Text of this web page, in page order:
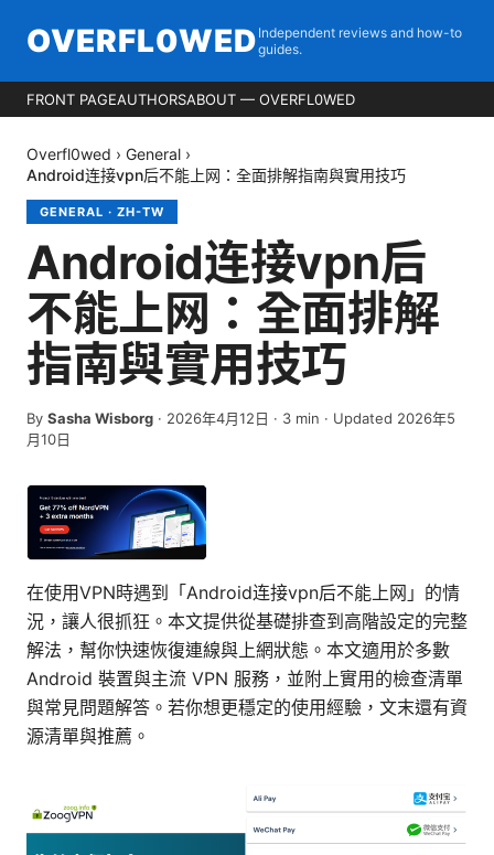
OVERFL0WED Independent reviews and how-to
guides.
FRONT PAGEAUTHORSABOUT — OVERFL0WED
Overfl0wed › General ›
Android连接vpn后不能上网：全面排解指南與實用技巧
GENERAL · ZH-TW
Android连接vpn后
不能上网：全面排解
指南與實用技巧
By Sasha Wisborg · 2026年4月12日 · 3 min · Updated 2026年5
月10日
在使用VPN時遇到「Android连接vpn后不能上网」的情
況，讓人很抓狂。本文提供從基礎排查到高階設定的完整
解法，幫你快速恢復連線與上網狀態。本文適用於多數
Android 裝置與主流 VPN 服務，並附上實用的檢查清單
與常見問題解答。若你想更穩定的使用經驗，文末還有資
源清單與推薦。